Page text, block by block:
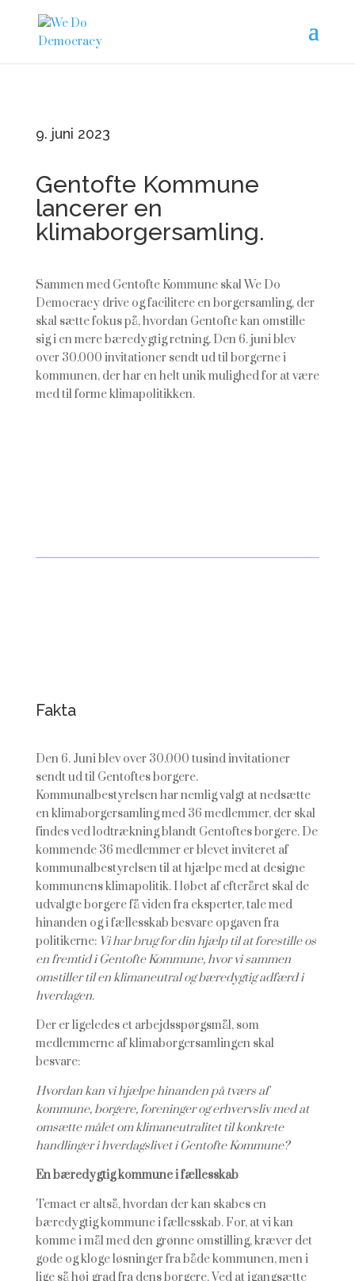
9. juni 2023
Gentofte Kommune
lancerer en
klimaborgersamling.
Sammen med Gentofte Kommune skal We Do
Democracy drive og facilitere en borgersamling, der
skal sætte fokus på, hvordan Gentofte kan omstille
sig i en mere bæredygtig retning. Den 6. juni blev
over 30.000 invitationer sendt ud til borgerne i
kommunen, der har en helt unik mulighed for at være
med til forme klimapolitikken.
Fakta
Den 6. Juni blev over 30.000 tusind invitationer
sendt ud til Gentoftes borgere.
Kommunalbestyrelsen har nemlig valgt at nedsætte
en klimaborgersamling med 36 medlemmer, der skal
findes ved lodtrækning blandt Gentoftes borgere. De
kommende 36 medlemmer er blevet inviteret af
kommunalbestyrelsen til at hjælpe med at designe
kommunens klimapolitik. I løbet af efteråret skal de
udvalgte borgere få viden fra eksperter, tale med
hinanden og i fællesskab besvare opgaven fra
politikerne: Vi har brug for din hjælp til at forestille os
en fremtid i Gentofte Kommune, hvor vi sammen
omstiller til en klimaneutral og bæredygtig adfærd i
hverdagen.
Der er ligeledes et arbejdsspørgsmål, som
medlemmerne af klimaborgersamlingen skal
besvare:
Hvordan kan vi hjælpe hinanden på tværs af
kommune, borgere, foreninger og erhvervsliv med at
omsætte målet om klimaneutralitet til konkrete
handlinger i hverdagslivet i Gentofte Kommune?
En bæredygtig kommune i fællesskab
Temaet er altså, hvordan der kan skabes en
bæredygtig kommune i fællesskab. For, at vi kan
komme i mål med den grønne omstilling, kræver det
gode og kloge løsninger fra både kommunen, men i
lige så høj grad fra dens borgere. Ved at igangsætte